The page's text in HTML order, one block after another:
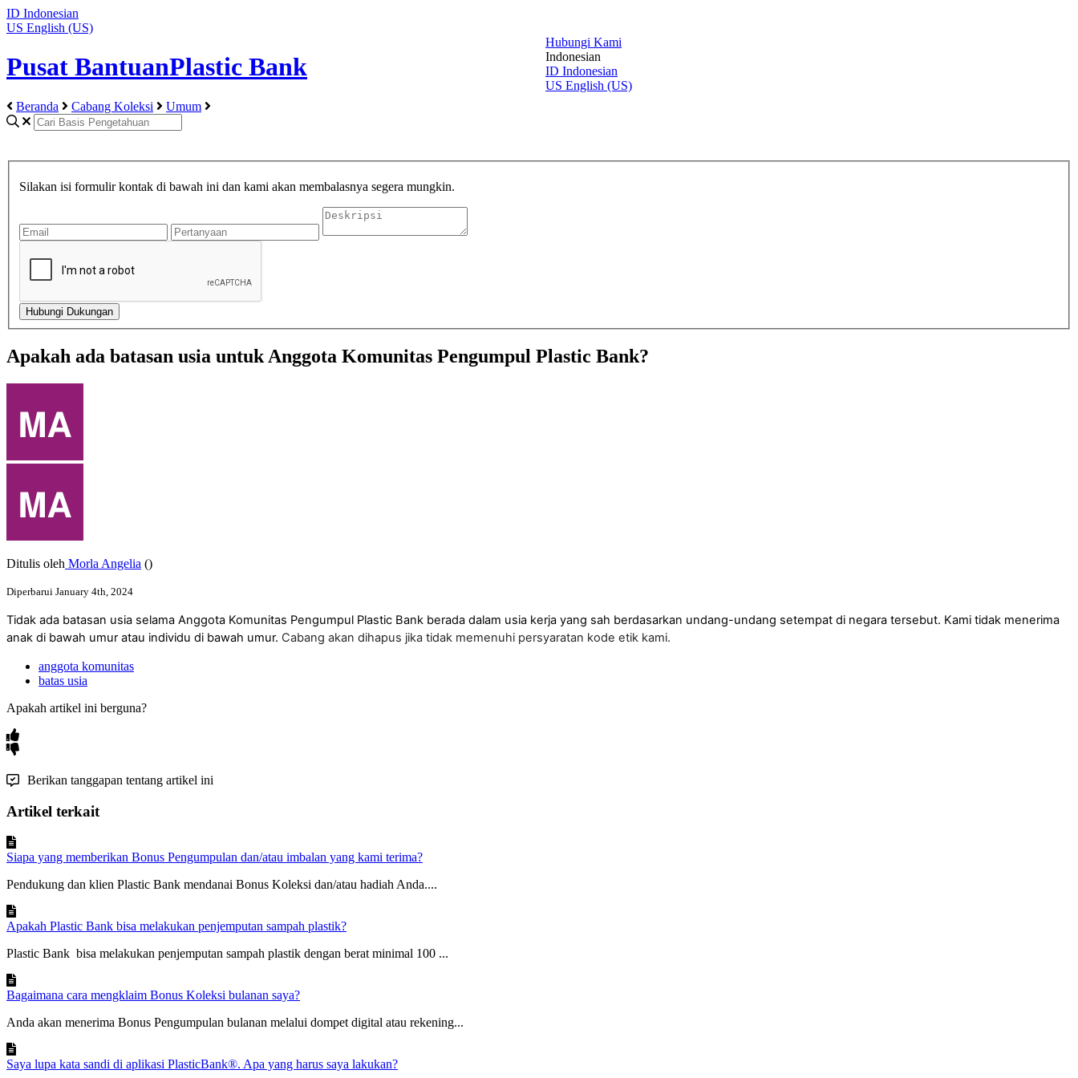
ID Indonesian
US English (US)
Pusat BantuanPlastic Bank
Hubungi Kami
Indonesian
ID Indonesian
US English (US)
Beranda
Cabang Koleksi Umum
Silakan isi formulir kontak di bawah ini dan kami akan membalasnya segera mungkin.
Apakah ada batasan usia untuk Anggota Komunitas Pengumpul Plastic Bank?
Ditulis oleh Morla Angelia ()
Diperbarui January 4th, 2024
Tidak ada batasan usia selama Anggota Komunitas Pengumpul Plastic Bank berada dalam usia kerja yang sah berdasarkan undang-undang setempat di negara tersebut. Kami tidak menerima
anak di bawah umur atau individu di bawah umur. Cabang akan dihapus jika tidak memenuhi persyaratan kode etik kami.
anggota komunitas
batas usia
Apakah artikel ini berguna?
Berikan tanggapan tentang artikel ini
Artikel terkait
Siapa yang memberikan Bonus Pengumpulan dan/atau imbalan yang kami terima?
Pendukung dan klien Plastic Bank mendanai Bonus Koleksi dan/atau hadiah Anda....
Apakah Plastic Bank bisa melakukan penjemputan sampah plastik?
Plastic Bank bisa melakukan penjemputan sampah plastik dengan berat minimal 100 ...
Bagaimana cara mengklaim Bonus Koleksi bulanan saya?
Anda akan menerima Bonus Pengumpulan bulanan melalui dompet digital atau rekening...
Saya lupa kata sandi di aplikasi PlasticBank®. Apa yang harus saya lakukan?